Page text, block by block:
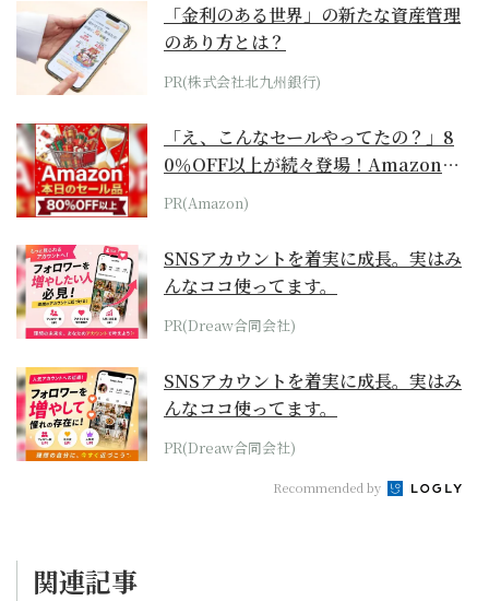
「金利のある世界」の新たな資産管理
のあり方とは？
PR(株式会社北九州銀行)
「え、こんなセールやってたの？」8
0％OFF以上が続々登場！Amazonの
本気が...
PR(Amazon)
SNSアカウントを着実に成長。実はみ
んなココ使ってます。
PR(Dreaw合同会社)
SNSアカウントを着実に成長。実はみ
んなココ使ってます。
PR(Dreaw合同会社)
Recommended by
関連記事